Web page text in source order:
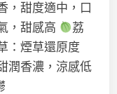
，甜度適中，口
，甜感高
荔
：煙草還原度
潤香濃，涼感低